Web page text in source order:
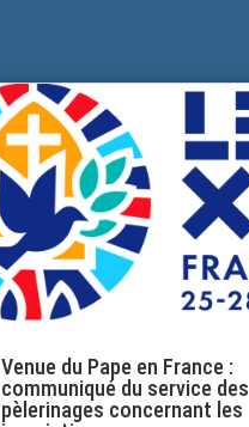
Venue du Pape en France :
communiqué du service des
pèlerinages concernant les